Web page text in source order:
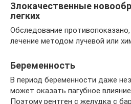
Злокачественные
легких
Обследование
лечение методом лучевой или
Беременность
В период беременности даже
может оказать пагубное
Поэтому рентген с желудка с